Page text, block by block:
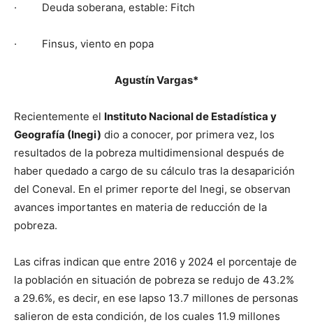
· Deuda soberana, estable: Fitch
· Finsus, viento en popa
Agustín Vargas*
Recientemente el Instituto Nacional de Estadística y
Geografía (Inegi) dio a conocer, por primera vez, los
resultados de la pobreza multidimensional después de
haber quedado a cargo de su cálculo tras la desaparición
del Coneval. En el primer reporte del Inegi, se observan
avances importantes en materia de reducción de la
pobreza.
Las cifras indican que entre 2016 y 2024 el porcentaje de
la población en situación de pobreza se redujo de 43.2%
a 29.6%, es decir, en ese lapso 13.7 millones de personas
salieron de esta condición, de los cuales 11.9 millones